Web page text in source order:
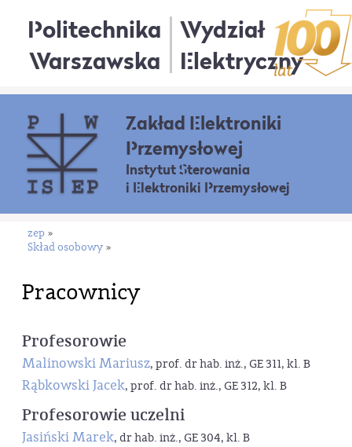
Politechnika
Warszawska
Wydział
Elektryczny
Zakład Elektroniki
Przemysłowej
Instytut Sterowania
i Elektroniki Przemysłowej
zep »
Skład osobowy »
Pracownicy
Profesorowie
Malinowski Mariusz, prof. dr hab. inż., GE 311, kl. B
Rąbkowski Jacek, prof. dr hab. inż., GE 312, kl. B
Profesorowie uczelni
Jasiński Marek, dr hab. inż., GE 304, kl. B